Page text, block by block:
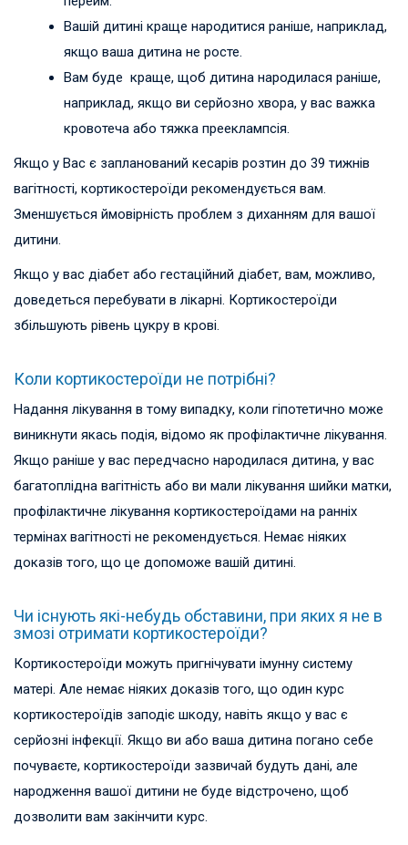
Вашій дитині краще народитися раніше, наприклад,
якщо ваша дитина не росте.
Вам буде краще, щоб дитина народилася раніше,
наприклад, якщо ви серйозно хвора, у вас важка
кровотеча або тяжка прееклампсія.
Якщо у Вас є запланований кесарів розтин до 39 тижнів
вагітності, кортикостероїди рекомендується вам.
Зменшується ймовірність проблем з диханням для вашої
дитини.
Якщо у вас діабет або гестаційний діабет, вам, можливо,
доведеться перебувати в лікарні. Кортикостероїди
збільшують рівень цукру в крові.
Коли кортикостероїди не потрібні?
Надання лікування в тому випадку, коли гіпотетично може
виникнути якась подія, відомо як профілактичне лікування.
Якщо раніше у вас передчасно народилася дитина, у вас
багатоплідна вагітність або ви мали лікування шийки матки,
профілактичне лікування кортикостероїдами на ранніх
термінах вагітності не рекомендується. Немає ніяких
доказів того, що це допоможе вашій дитині.
Чи існують які-небудь обставини, при яких я не в
змозі отримати кортикостероїди?
Кортикостероїди можуть пригнічувати імунну систему
матері. Але немає ніяких доказів того, що один курс
кортикостероїдів заподіє шкоду, навіть якщо у вас є
серйозні інфекції. Якщо ви або ваша дитина погано себе
почуваєте, кортикостероїди зазвичай будуть дані, але
народження вашої дитини не буде відстрочено, щоб
дозволити вам закінчити курс.